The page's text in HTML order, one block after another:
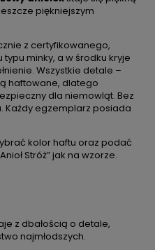
piękniejszym
z certyfikowanego,
minky, a w środku kryje
Wszystkie detale –
haftowane, dlatego
dla niemowląt. Bez
Każdy egzemplarz posiada
kolor haftu oraz podać
Stróż” jak na wzorze.
z dbałością o detale,
najmłodszych.